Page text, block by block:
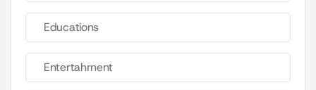
Educations
Entertahrnent